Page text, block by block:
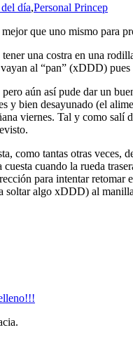
día,Personal Princep
que uno mismo para
una costra en una
al “pan” (xDDD)
aún así pude dar un
y bien desayunado (el
viernes. Tal y como
como tantas otras veces,
cuando la rueda
para intentar
soltar algo xDDD) al